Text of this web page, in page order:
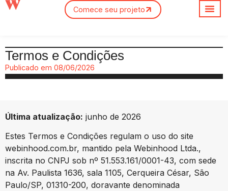
Comece seu projeto
Termos e Condições
Publicado em 08/06/2026
Última atualização: junho de 2026
Estes Termos e Condições regulam o uso do site
webinhood.com.br, mantido pela Webinhood Ltda.,
inscrita no CNPJ sob nº 51.553.161/0001-43, com sede
na Av. Paulista 1636, sala 1105, Cerqueira César, São
Paulo/SP, 01310-200, doravante denominada